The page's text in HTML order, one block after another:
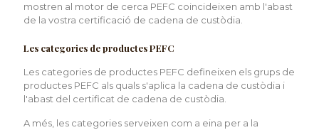
mostren al motor de cerca PEFC coincideixen amb l'abast
de la vostra certificació de cadena de custòdia.
Les categories de productes PEFC
Les categories de productes PEFC defineixen els grups de
productes PEFC als quals s'aplica la cadena de custòdia i
l'abast del certificat de cadena de custòdia.
A més, les categories serveixen com a eina per a la